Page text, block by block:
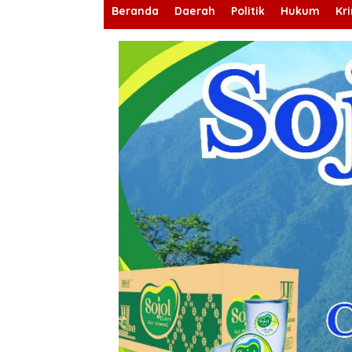
Beranda Daerah Politik Hukum